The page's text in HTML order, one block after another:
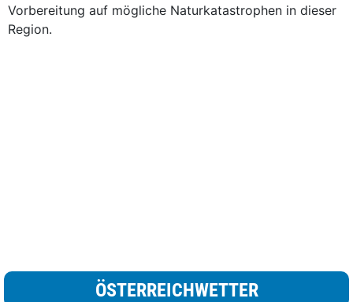
Vorbereitung auf mögliche Naturkatastrophen in dieser
Region.
ÖSTERREICHWETTER